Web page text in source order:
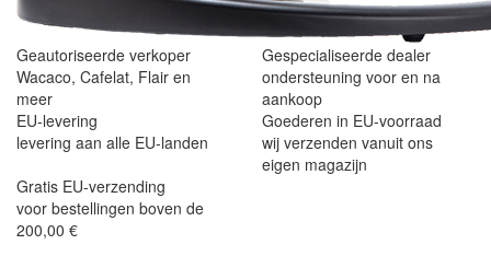
Geautoriseerde verkoper
Wacaco, Cafelat, Flair en
meer
Gespecialiseerde dealer
ondersteuning voor en na
aankoop
EU-levering
levering aan alle EU-landen
Goederen in EU-voorraad
wij verzenden vanuit ons
eigen magazijn
Gratis EU-verzending
voor bestellingen boven de
200,00 €